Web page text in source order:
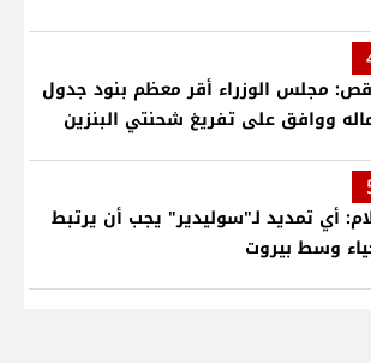
مجلس الوزراء أقر معظم بنود جدول
ووافق على تفريغ شحنتي البنزين
أي تمديد لـ"سوليدير" يجب أن يرتبط
وسط بيروت